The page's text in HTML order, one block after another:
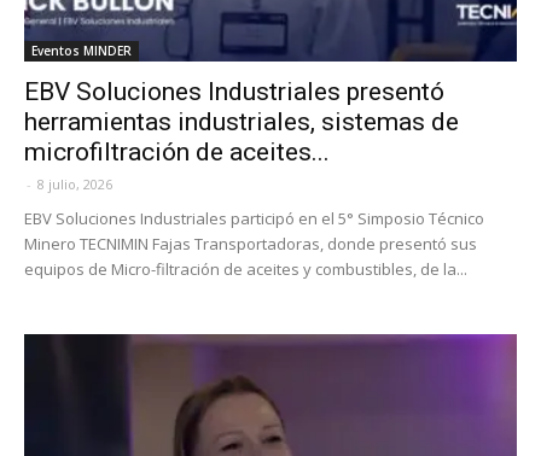
Eventos MINDER
EBV Soluciones Industriales presentó
herramientas industriales, sistemas de
microfiltración de aceites...
- 8 julio, 2026
EBV Soluciones Industriales participó en el 5° Simposio Técnico
Minero TECNIMIN Fajas Transportadoras, donde presentó sus
equipos de Micro-filtración de aceites y combustibles, de la...